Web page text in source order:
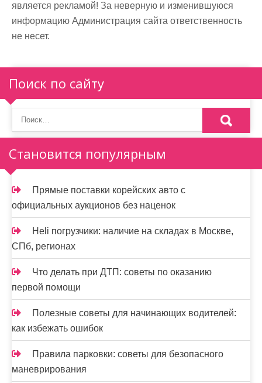
является рекламой! За неверную и изменившуюся
информацию Администрация сайта ответственность
не несет.
Поиск по сайту
Становится популярным
Прямые поставки корейских авто с
официальных аукционов без наценок
Heli погрузчики: наличие на складах в Москве,
СПб, регионах
Что делать при ДТП: советы по оказанию
первой помощи
Полезные советы для начинающих водителей:
как избежать ошибок
Правила парковки: советы для безопасного
маневрирования